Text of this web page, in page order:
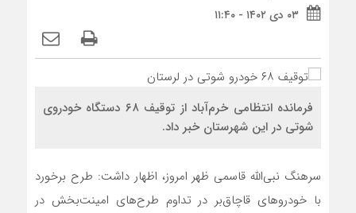
۰۳ دی ۱۴۰۲ - ۱۱:۴۰
فرمانده انتظامی خرم‌آباد از توقیف ۶۸ دستگاه خودروی
شوتی در این شهرستان خبر داد.
سرهنگ نبی‌الله قاسمی ظهر امروز، اظهار داشت: طرح برخورد
با خودروهای قاچاق‌بر در تداوم طرح‌های امینت‌بخش در